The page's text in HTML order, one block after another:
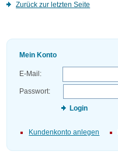
Zurück zur letzten Seite
Mein Konto
E-Mail:
Passwort:
Login
Kundenkonto anlegen